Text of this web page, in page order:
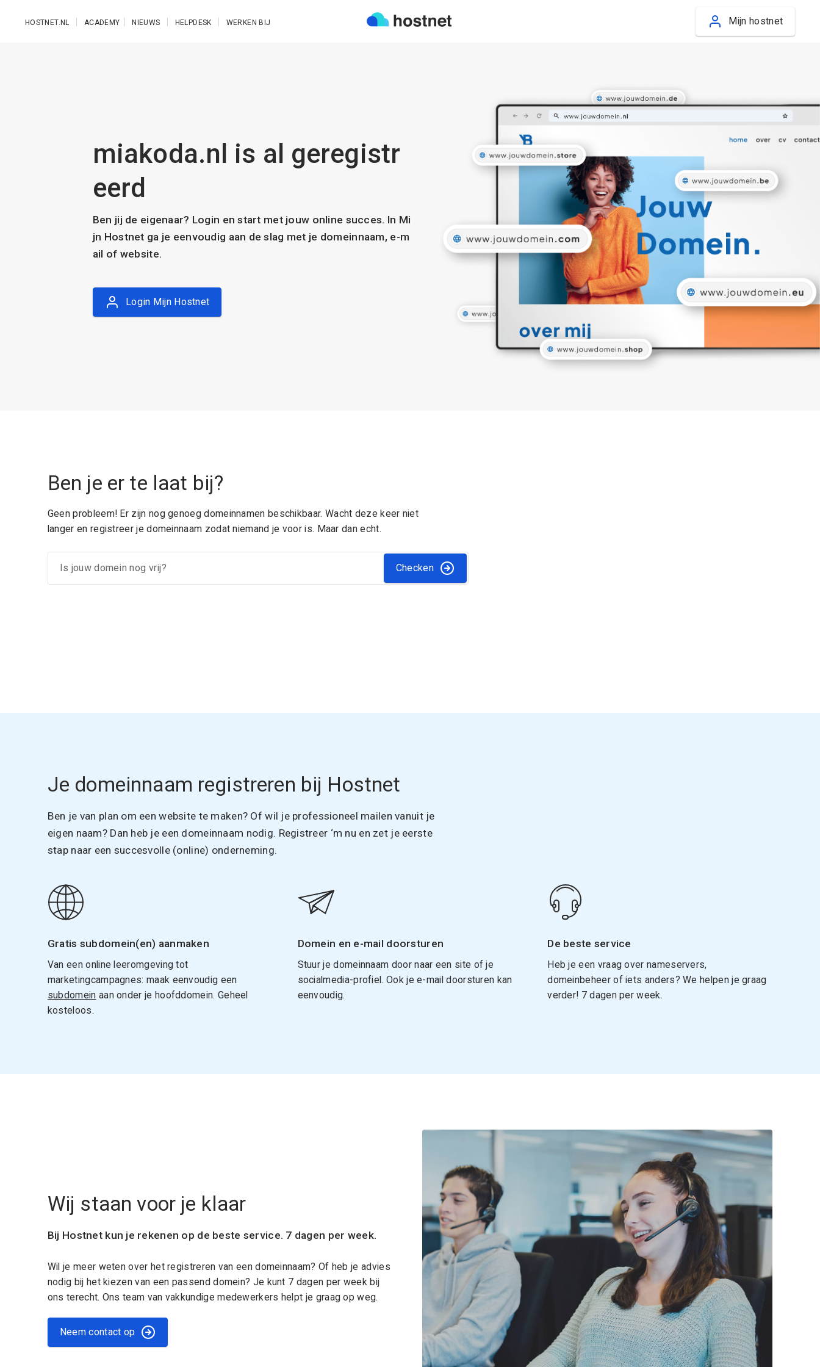
HOSTNET.NL ACADEMY NIEUWS HELPDESK WERKEN BIJ Mijn hostnet
miakoda.nl is al geregistr
eerd
Ben jij de eigenaar? Login en start met jouw online succes. In Mi
jn Hostnet ga je eenvoudig aan de slag met je domeinnaam, e-m
ail of website.
Login Mijn Hostnet
Ben je er te laat bij?
Geen probleem! Er zijn nog genoeg domeinnamen beschikbaar. Wacht deze keer niet
langer en registreer je domeinnaam zodat niemand je voor is. Maar dan echt.
Checken
Je domeinnaam registreren bij Hostnet
Ben je van plan om een website te maken? Of wil je professioneel mailen vanuit je
eigen naam? Dan heb je een domeinnaam nodig. Registreer ‘m nu en zet je eerste
stap naar een succesvolle (online) onderneming.
Gratis subdomein(en) aanmaken
Van een online leeromgeving tot
marketingcampagnes: maak eenvoudig een
subdomein aan onder je hoofddomein. Geheel
kosteloos.
Domein en e-mail doorsturen
Stuur je domeinnaam door naar een site of je
socialmedia-profiel. Ook je e-mail doorsturen kan
eenvoudig.
De beste service
Heb je een vraag over nameservers,
domeinbeheer of iets anders? We helpen je graag
verder! 7 dagen per week.
Wij staan voor je klaar
Bij Hostnet kun je rekenen op de beste service. 7 dagen per week.
Wil je meer weten over het registreren van een domeinnaam? Of heb je advies
nodig bij het kiezen van een passend domein? Je kunt 7 dagen per week bij
ons terecht. Ons team van vakkundige medewerkers helpt je graag op weg.
Neem contact op